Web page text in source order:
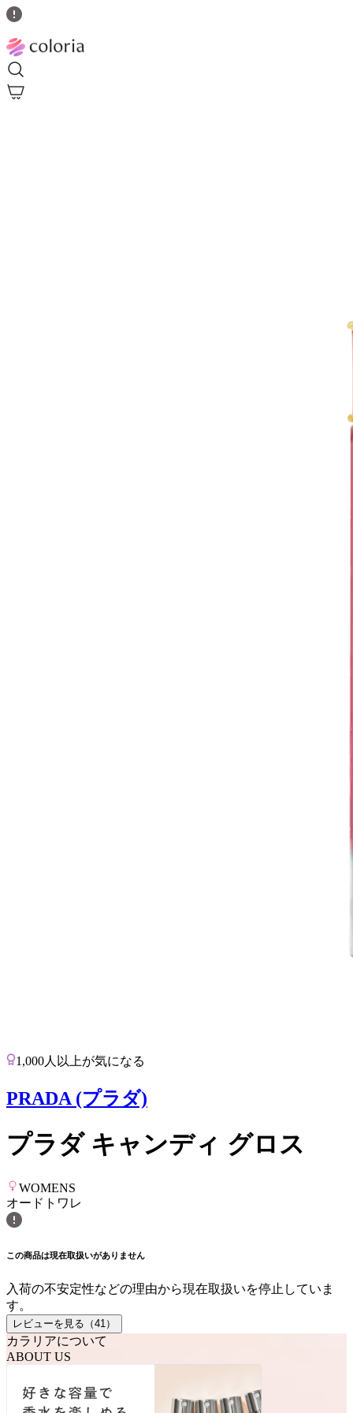
1,000人以上が気になる
PRADA (プラダ)
プラダ キャンディ グロス
WOMENS
オードトワレ
この商品は現在取扱いがありません
入荷の不安定性などの理由から現在取扱いを停止していま
す。
レビューを見る（41 ）
カラリアについて
ABOUT US